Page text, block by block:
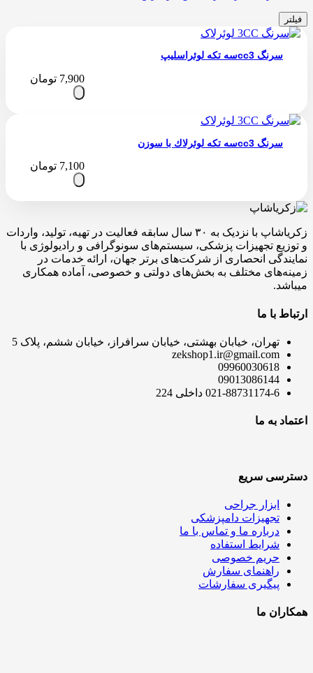
فیلتر
سرنگ cc3سه تکه لوئراسلیپ
7,900 تومان
سرنگ cc3سه تکه لوئرلاك با سوزن
7,100 تومان
زکریاشاپ با نزدیک به ۳۰ سال سابقه فعالیت در تهیه، تولید، واردات
و توزیع تجهیزات پزشکی، سیستم‌های سونوگرافی و رادیولوژی با
نمایندگی انحصاری از شرکت‌های برتر جهان، ارائه خدمات در
زمینه‌های مختلف به بخش‌های دولتی و خصوصی، آماده همکاری
میباشد.
ارتباط با ما
تهران، خیابان بهشتی، خیابان سرافراز، خیابان ششم، پلاک 5
zekshop1.ir@gmail.com
09960030618
09013086144
021-88731174-6 داخلی 224
اعتماد به ما
دسترسی سریع
ابزار جراحی
تجهیزات دامپزشکی
درباره ما و تماس با ما
شرایط استفاده
حریم خصوصی
راهنمای سفارش
پیگیری سفارشات
همکاران ما